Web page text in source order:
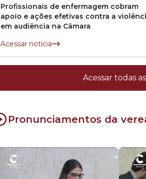
Profissionais de enfermagem cobram
apoio e ações efetivas contra a
em audiência na Câmara
Acessar notícia
Acessar todas
Pronunciamentos da